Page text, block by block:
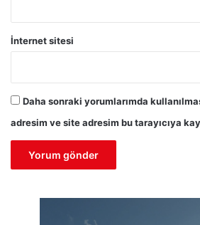
İnternet sitesi
Daha sonraki yorumlarımda
adresim ve site adresim bu tarayıcıya